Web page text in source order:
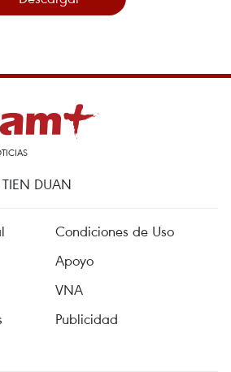
DUAN
Condiciones de Uso
Apoyo
VNA
Publicidad